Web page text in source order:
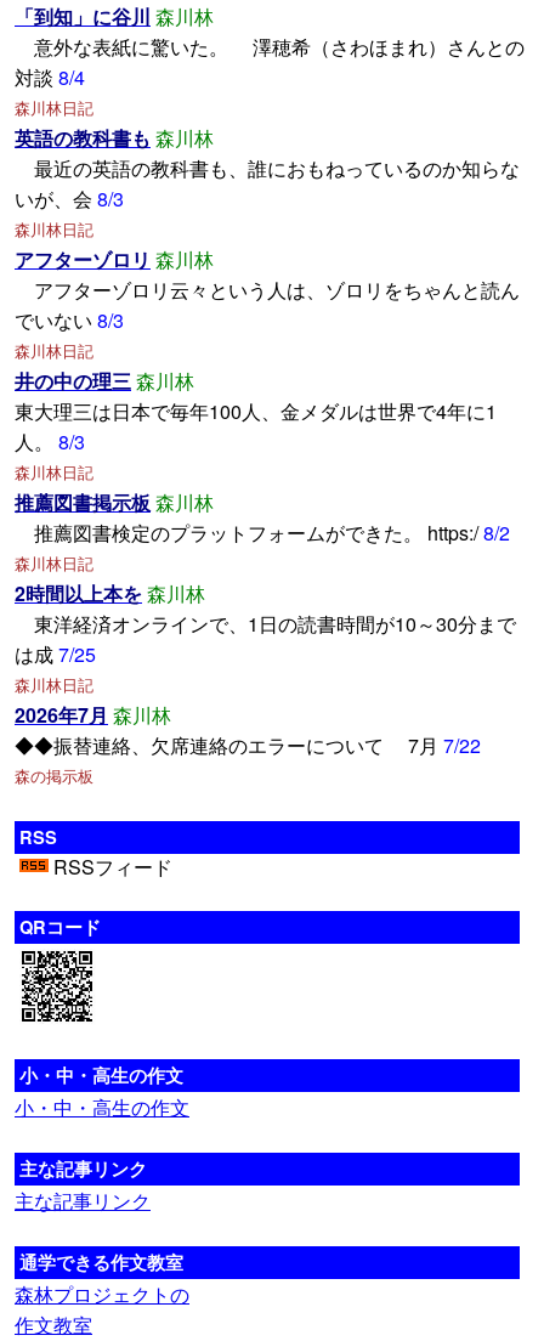
「到知」に谷川 森川林
意外な表紙に驚いた。 澤穂希（さわほまれ）さんとの
対談 8/4
森川林日記
英語の教科書も 森川林
最近の英語の教科書も、誰におもねっているのか知らな
いが、会 8/3
森川林日記
アフターゾロリ 森川林
アフターゾロリ云々という人は、ゾロリをちゃんと読ん
でいない 8/3
森川林日記
井の中の理三森川林
東大理三は日本で毎年100人、金メダルは世界で4年に1
人。 8/3
森川林日記
推薦図書掲示板森川林
推薦図書検定のプラットフォームができた。 https:/8/2
森川林日記
2時間以上本を森川林
東洋経済オンラインで、1日の読書時間が10～30分まで
は成7/25
森川林日記
2026年7月 森川林
◆◆振替連絡、欠席連絡のエラーについて 7月 7/22
森の掲示板
RSS
RSSフィード
QRコード
小・中・高生の作文
小・中・高生の作文
主な記事リンク
主な記事リンク
通学できる作文教室
森林プロジェクトの
作文教室